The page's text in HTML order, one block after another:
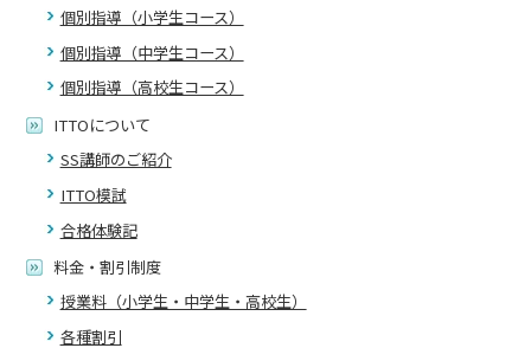
個別指導（小学生コース）
個別指導（中学生コース）
個別指導（高校生コース）
ITTOについて
SS講師のご紹介
ITTO模試
合格体験記
料金・割引制度
授業料（小学生・中学生・高校生）
各種割引